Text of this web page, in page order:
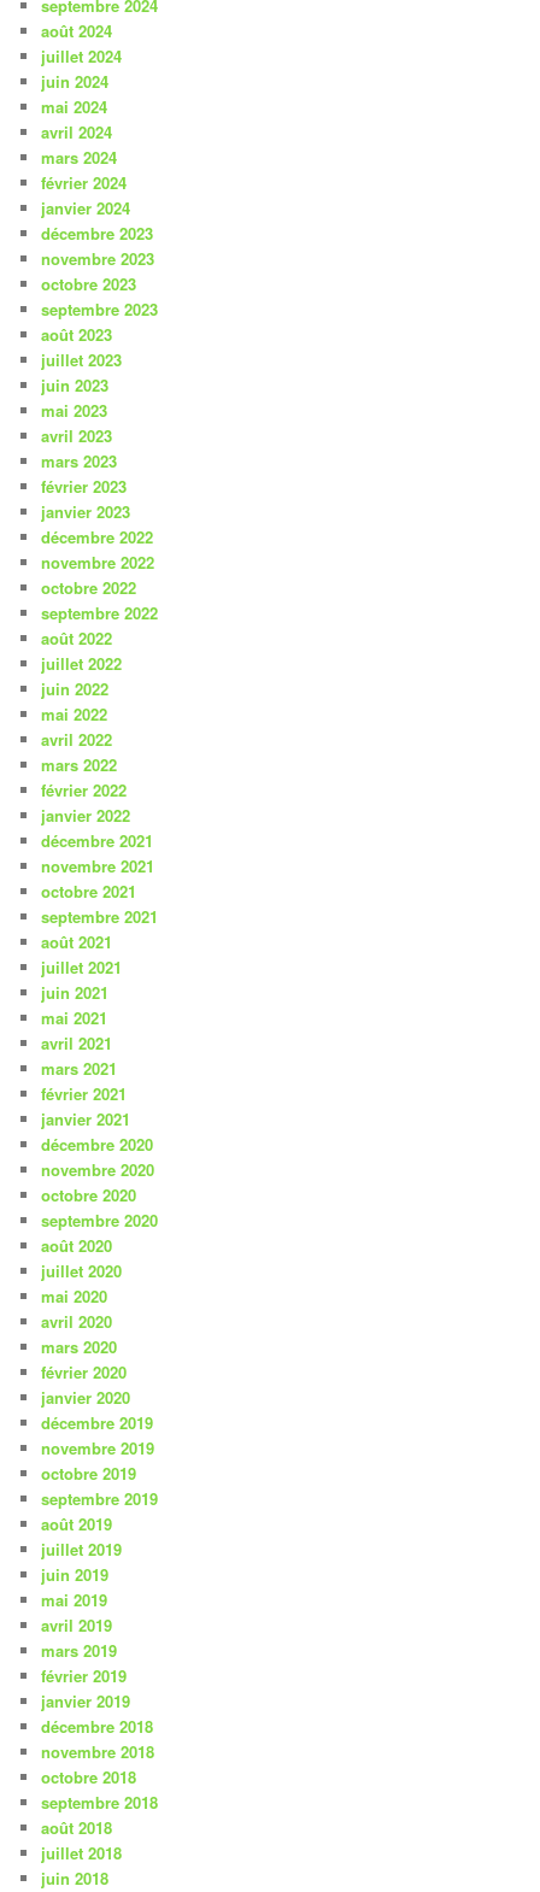
septembre 2024
août 2024
juillet 2024
juin 2024
mai 2024
avril 2024
mars 2024
février 2024
janvier 2024
décembre 2023
novembre 2023
octobre 2023
septembre 2023
août 2023
juillet 2023
juin 2023
mai 2023
avril 2023
mars 2023
février 2023
janvier 2023
décembre 2022
novembre 2022
octobre 2022
septembre 2022
août 2022
juillet 2022
juin 2022
mai 2022
avril 2022
mars 2022
février 2022
janvier 2022
décembre 2021
novembre 2021
octobre 2021
septembre 2021
août 2021
juillet 2021
juin 2021
mai 2021
avril 2021
mars 2021
février 2021
janvier 2021
décembre 2020
novembre 2020
octobre 2020
septembre 2020
août 2020
juillet 2020
mai 2020
avril 2020
mars 2020
février 2020
janvier 2020
décembre 2019
novembre 2019
octobre 2019
septembre 2019
août 2019
juillet 2019
juin 2019
mai 2019
avril 2019
mars 2019
février 2019
janvier 2019
décembre 2018
novembre 2018
octobre 2018
septembre 2018
août 2018
juillet 2018
juin 2018